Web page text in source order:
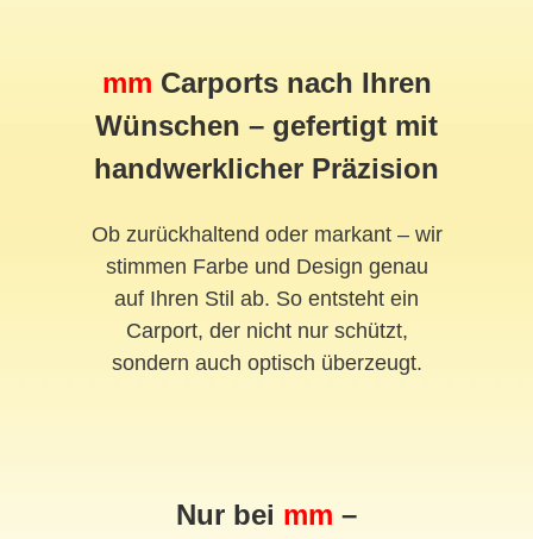
mm Carports nach Ihren
Wünschen – gefertigt mit
handwerklicher Präzision
Ob zurückhaltend oder markant – wir
stimmen Farbe und Design genau
auf Ihren Stil ab. So entsteht ein
Carport, der nicht nur schützt,
sondern auch optisch überzeugt.
Nur bei mm –